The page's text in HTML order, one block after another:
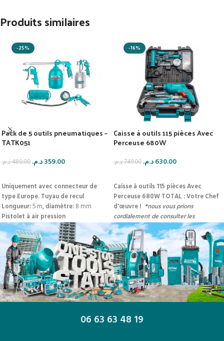
Produits similaires
-25%
Pack de 5 outils pneumatiques –
TATK051
480.00د.م. 359.00د.م.
Uniquement avec connecteur de
type Europe. Tuyau de recul
Longueur:5 m, diamètre: 8 mm
Pistolet à air pression
nominale:≤100PSIpression
maximale:150PSIPistolet à air
capuchon en aluminium
(inférieur):750ccbuse de
fluide:160mm-240mm Pistolet à air
pression maximale: ≤150PSI
capacité:750ccPistolet de gonflage
pneumatiquepression
-16%
Caisse à outils 115 pièces Avec
Perceuse 680W
749.00د.م. 630.00د.م.
Caisse à outils 115 pièces Avec
Perceuse 680W TOTAL : Votre Chef
d'œuvre ! *nous vous prions
cordialement de consulter les
Spécifications Techniques situées ci-
dessous sur la page!
06 63 63 48 19